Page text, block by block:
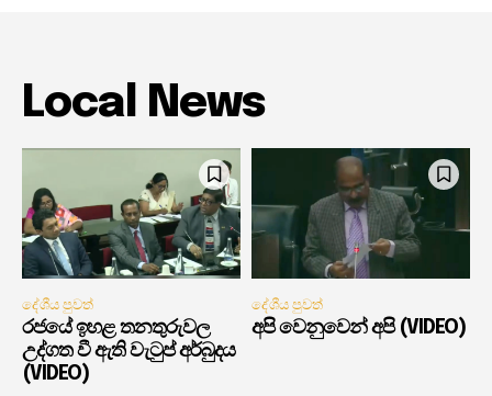
Local News
දේශීය පුවත්
රජයේ ඉහළ තනතුරුවල
උද්ගත වී ඇති වැටුප් අර්බුදය
(VIDEO)
දේශීය පුවත්
අපි වෙනුවෙන් අපි (VIDEO)